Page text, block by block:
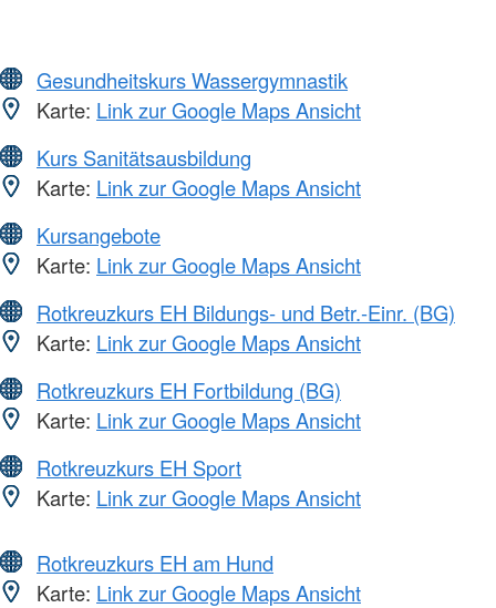
Gesundheitskurs Wassergymnastik
Karte: Link zur Google Maps Ansicht
Kurs Sanitätsausbildung
Karte: Link zur Google Maps Ansicht
Kursangebote
Karte: Link zur Google Maps Ansicht
Rotkreuzkurs EH Bildungs- und Betr.-Einr. (BG)
Karte: Link zur Google Maps Ansicht
Rotkreuzkurs EH Fortbildung (BG)
Karte: Link zur Google Maps Ansicht
Rotkreuzkurs EH Sport
Karte: Link zur Google Maps Ansicht
Rotkreuzkurs EH am Hund
Karte: Link zur Google Maps Ansicht